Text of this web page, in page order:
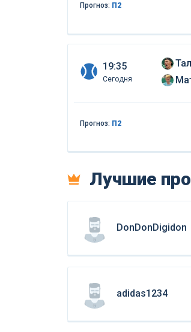
Прогноз: П2
19:35
Сегодня
Прогноз: П2
Лучшие
DonDonDigidon
adidas1234